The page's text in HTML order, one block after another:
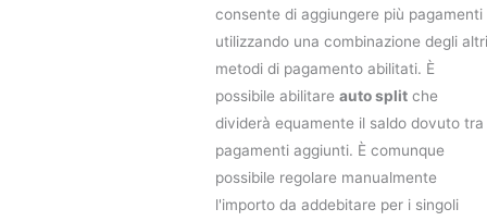
consente di aggiungere più pagamenti
utilizzando una combinazione degli altri
metodi di pagamento abilitati. È
possibile abilitare auto split che
dividerà equamente il saldo dovuto tra
pagamenti aggiunti. È comunque
possibile regolare manualmente
l'importo da addebitare per i singoli